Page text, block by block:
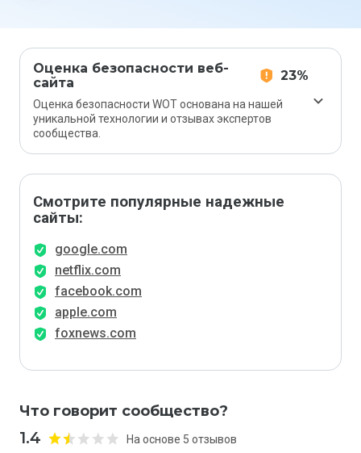
Оценка безопасности веб-
сайта
23%
Оценка безопасности WOT основана на нашей
уникальной технологии и отзывах экспертов
сообщества.
Смотрите популярные надежные
сайты:
google.com
netflix.com
facebook.com
apple.com
foxnews.com
Что говорит сообщество?
1.4 На основе 5 отзывов